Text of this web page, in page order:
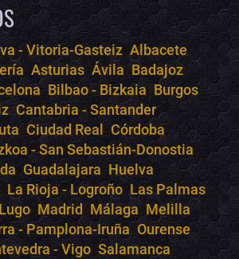
- Vitoria-Gasteiz Albacete
Asturias Ávila Badajoz
Bilbao - Bizkaia Burgos
Cantabria - Santander
Ciudad Real
Córdoba
- San Sebastián-Donostia
Guadalajara Huelva
La Rioja - Logroño Las Palmas
Lugo Madrid Málaga Melilla
- Pamplona-Iruña Ourense
- Vigo Salamanca
· conciertos.club
· Te ayudo a encontrar conciertos